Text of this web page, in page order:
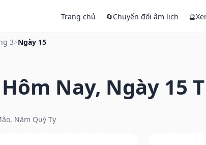
Trang chủ 🔄Chuyển đổi âm lịch 🔮
3>Ngày 15
Nay, Ngày 15
Năm Quý Tỵ